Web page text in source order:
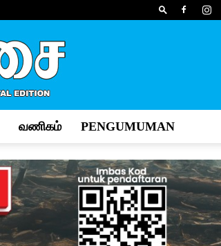
வணிகம் PENGUMUMAN